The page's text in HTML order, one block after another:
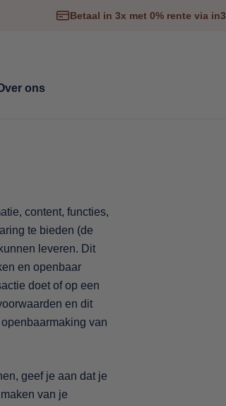
Betaal in 3x met 0% rente via in3
ons
content, functies,
te bieden (de
leveren. Dit
en openbaar
doet of op een
en dit
van
geef je aan dat je
van je